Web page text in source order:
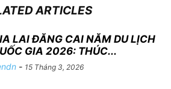
ARTICLES
LAI ĐĂNG CAI NĂM DU LỊCH
GIA 2026: THÚC...
- 15 Tháng 3, 2026